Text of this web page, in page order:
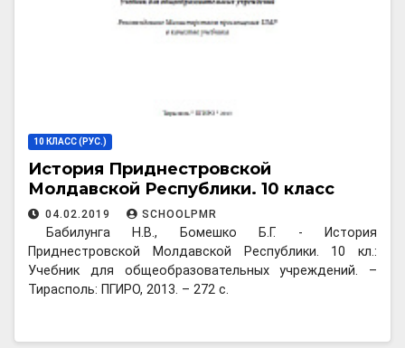
10 КЛАСС (РУС.)
История Приднестровской
Молдавской Республики. 10 класс
04.02.2019 SCHOOLPMR
Бабилунга Н.В., Бомешко Б.Г. - История
Приднестровской Молдавской Республики. 10 кл.:
Учебник для общеобразовательных учреждений. –
Тирасполь: ПГИРО, 2013. – 272 с.